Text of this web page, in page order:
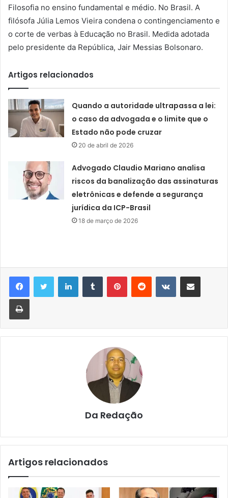
Filosofia no ensino fundamental e médio. No Brasil. A
filósofa Júlia Lemos Vieira condena o contingenciamento e
o corte de verbas à Educação no Brasil. Medida adotada
pelo presidente da República, Jair Messias Bolsonaro.
Artigos relacionados
Quando a autoridade ultrapassa a lei:
o caso da advogada e o limite que o
Estado não pode cruzar
20 de abril de 2026
Advogado Claudio Mariano analisa
riscos da banalização das assinaturas
eletrônicas e defende a segurança
jurídica da ICP-Brasil
18 de março de 2026
LinkedinTumblr PinterestReddit VK Compartilhar via e-mail
Imprimir
Da Redação
Artigos relacionados